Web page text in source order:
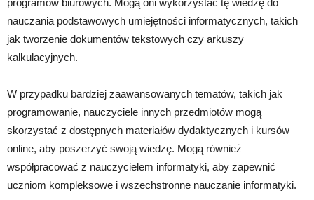
nauczania podstawowych umiejętności informatycznych, takich
jak tworzenie dokumentów tekstowych czy arkuszy
kalkulacyjnych.
W przypadku bardziej zaawansowanych tematów, takich jak
programowanie, nauczyciele innych przedmiotów mogą
skorzystać z dostępnych materiałów dydaktycznych i kursów
online, aby poszerzyć swoją wiedzę. Mogą również
współpracować z nauczycielem informatyki, aby zapewnić
uczniom kompleksowe i wszechstronne nauczanie informatyki.